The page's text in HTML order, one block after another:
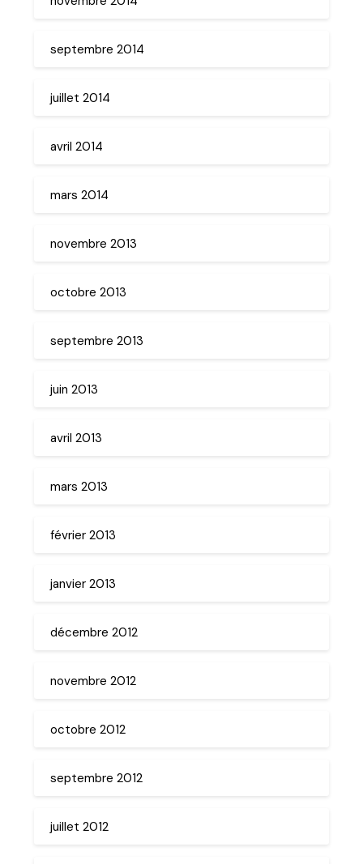
septembre 2014
juillet 2014
avril 2014
mars 2014
novembre 2013
octobre 2013
septembre 2013
juin 2013
avril 2013
mars 2013
février 2013
janvier 2013
décembre 2012
novembre 2012
octobre 2012
septembre 2012
juillet 2012